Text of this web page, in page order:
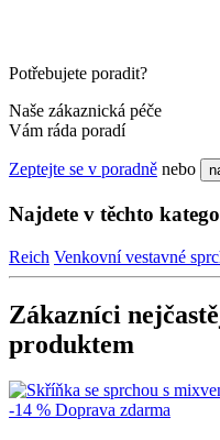
Potřebujete poradit?
Naše zákaznická péče
Vám ráda poradí
Zeptejte se v poradně nebo
Najdete v těchto
Reich Venkovní vestavné
Zákazníci
produktem
-14 % Doprava zdarma